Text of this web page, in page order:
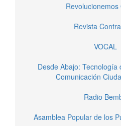
Revolucionemos
Revista
VOCAL
Desde Abajo: Tecnología
Comunicación
Radio
Asamblea Popular de los